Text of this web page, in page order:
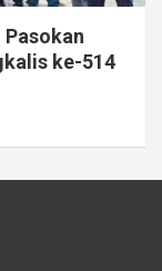
Pasokan
ke-514